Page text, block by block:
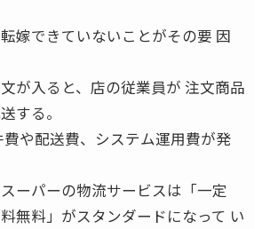
嫁できていないことがその要 因
が入ると、店の従業員が 注文商品
する。
や配送費、システム運用費が発
ーパーの物流サービスは「一定
無料」がスタンダードになって い